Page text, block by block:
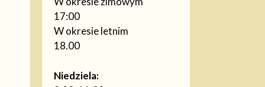
17:00
W okresie letnim
18.00
Niedziela: